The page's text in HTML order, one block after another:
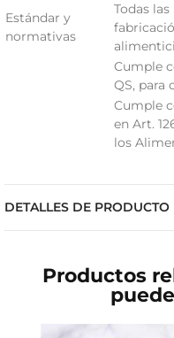
Estándar y
normativas
Todas
Cumple
QS, para
Cumple
en Art.
los
DETALLES DE PRODUCTO
Productos